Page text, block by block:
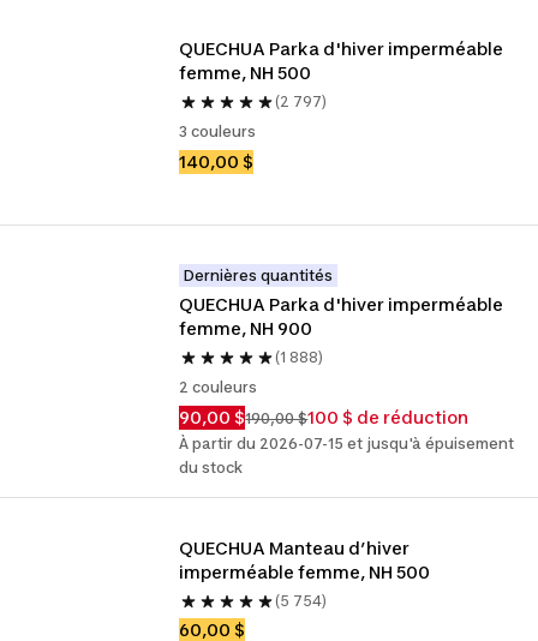
QUECHUA Parka d'hiver imperméable
femme, NH 500
(2 797)
3 couleurs
140,00 $
Dernières quantités
QUECHUA Parka d'hiver imperméable
femme, NH 900
(1 888)
2 couleurs
90,00 $190,00 $100 $ de réduction
À partir du 2026-07-15 et jusqu'à épuisement
du stock
QUECHUA Manteau d’hiver
imperméable femme, NH 500
(5 754)
60,00 $